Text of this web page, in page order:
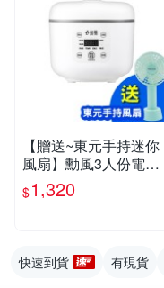
【贈送~東元手持迷你
風扇】勳風3人份電子
鍋 NHF-K8845 (觸控
式 微電腦迷你電子鍋)
$1,320
快速到貨 有現貨